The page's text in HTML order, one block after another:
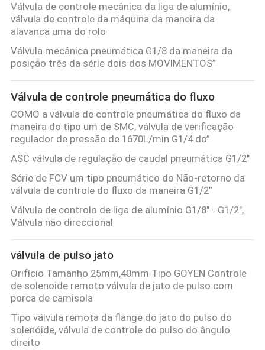
Válvula de controle mecânica da liga de alumínio,
válvula de controle da máquina da maneira da
alavanca uma do rolo
Válvula mecânica pneumática G1/8 da maneira da
posição três da série dois dos MOVIMENTOS”
Válvula de controle pneumática do fluxo
COMO a válvula de controle pneumática do fluxo da
maneira do tipo um de SMC, válvula de verificação
regulador de pressão de 1670L/min G1/4 do”
ASC válvula de regulação de caudal pneumática G1/2"
Série de FCV um tipo pneumático do Não-retorno da
válvula de controle do fluxo da maneira G1/2”
Válvula de controlo de liga de alumínio G1/8" - G1/2",
Válvula não direccional
válvula de pulso jato
Orifício Tamanho 25mm,40mm Tipo GOYEN Controle
de solenoide remoto válvula de jato de pulso com
porca de camisola
Tipo válvula remota da flange do jato do pulso do
solenóide, válvula de controle do pulso do ângulo
direito